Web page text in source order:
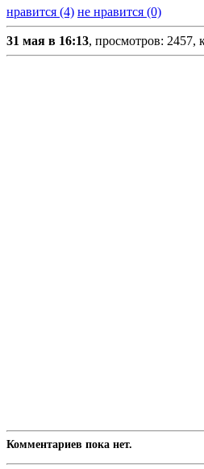
нравится (4) не нравится (0)
31 мая в 16:13, просмотров: 2457,
Комментариев пока нет.